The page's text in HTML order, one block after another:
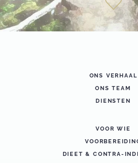
ONS VERHAAL
ONS TEAM
DIENSTEN
VOOR WIE
DIEET & CONTRA-